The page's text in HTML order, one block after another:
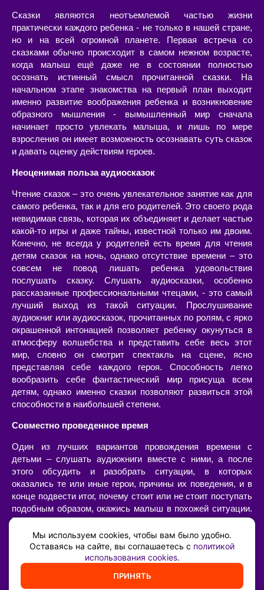
Сказки являются неотъемлемой частью жизни
практически каждого ребенка - не только в нашей стране,
но и на всей огромной планете. Первая встреча со
сказками обычно происходит в самом нежном возрасте,
когда малыш ещё даже не в состоянии полностью
осознать истинный смысл прочитанной сказки. На
начальном этапе знакомства на первый план выходит
именно развитие воображения ребенка и возникновение
образного мышления - вымышленный мир сначала
начинает просто увлекать малыша, и лишь по мере
взросления он имеет возможность осознавать суть сказок
и давать оценку действиям героев.
Неоценимая польза аудиосказок
Чтение сказок – это очень увлекательное занятие как для
самого ребенка, так и для его родителей. Это своего рода
невидимая связь, которая их объединяет и делает частью
какой-то игры и даже тайны, известной только им двоим.
Конечно, не всегда у родителей есть время для чтения
детям сказок на ночь, однако отсутствие времени – это
совсем не повод лишать ребенка удовольствия
послушать сказку. Слушать аудиосказки, особенно
рассказанные профессиональными чтецами, - это самый
лучший выход из такой ситуации. Прослушивание
аудиокниг или аудиосказок, прочитанных по ролям, с ярко
окрашенной интонацией позволяет ребенку окунуться в
атмосферу волшебства и представить себе весь этот
мир, словно он смотрит спектакль на сцене, ясно
представляя себе каждого героя. Способность легко
вообразить себе фантастический мир присуща всем
детям, однако именно сказки позволяют развиться этой
способности в наибольшей степени.
Совместно проведенное время
Один из лучших вариантов провождения времени с
детьми – слушать аудиокниги вместе с ними, а после
этого обсудить и разобрать ситуации, в которых
оказались те или иные герои, причины их поведения, и в
конце подвести итог, почему стоит или не стоит поступать
подобным образом, окажись малыш в похожей ситуации.
Такой «разбор» очень интересен сам по себе, позволяет
наладить диалог с ребенком, а также он имеет огромную
воспитательную ценность – возможность ненавязчиво,
иногда в игровой форме, указать на самые главные
жизненные принципы и ценности.
Мы используем cookies, чтобы вам было удобно.
Оставаясь на сайте, вы соглашаетесь с политикой
использования cookies.
ПРИНЯТЬ